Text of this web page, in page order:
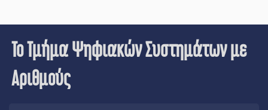
Το Τμήμα Ψηφιακών Συστημάτων με
Αριθμούς